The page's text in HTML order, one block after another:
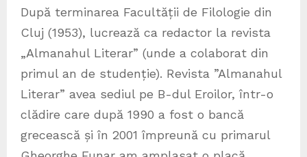
După terminarea Facultății de Filologie din
Cluj (1953), lucrează ca redactor la revista
„Almanahul Literar” (unde a colaborat din
primul an de studenție). Revista ”Almanahul
Literar” avea sediul pe B-dul Eroilor, într-o
clădire care după 1990 a fost o bancă
grecească și în 2001 împreună cu primarul